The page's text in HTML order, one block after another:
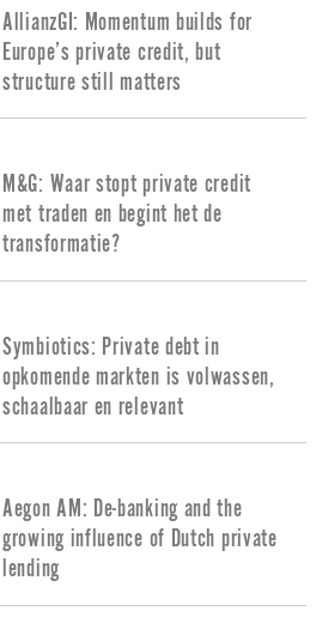
AllianzGI: Momentum builds for
Europe’s private credit, but
structure still matters
M&G: Waar stopt private credit
met traden en begint het de
transformatie?
Symbiotics: Private debt in
opkomende markten is volwassen,
schaalbaar en relevant
Aegon AM: De-banking and the
growing influence of Dutch private
lending